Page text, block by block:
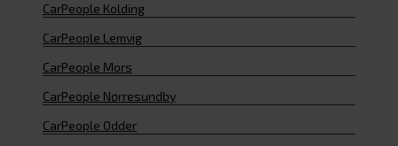
CarPeople Kolding
CarPeople Lemvig
CarPeople Mors
CarPeople Nørresundby
CarPeople Odder